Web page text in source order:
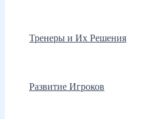
Тренеры и Их Решения
Развитие Игроков